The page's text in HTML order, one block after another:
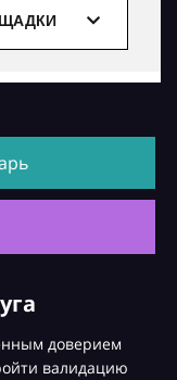
доверием
валидацию